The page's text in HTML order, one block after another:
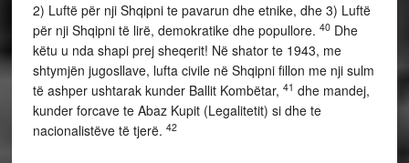
2) Luftë për nji Shqipni te pavarun dhe etnike, dhe 3) Luftë
për nji Shqipni të lirë, demokratike dhe popullore. 40Dhe
këtu u nda shapi prej sheqerit! Në shator te 1943, me
shtymjën jugosllave, lufta civile në Shqipni fillon me nji sulm
të ashper ushtarak kunder Ballit Kombëtar, 41 dhe mandej,
kunder forcave te Abaz Kupit (Legalitetit) si dhe te
nacionalistëve të tjerë. 42